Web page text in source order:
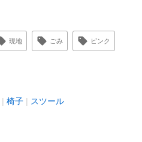
現地 ごみ ピンク
椅子 スツール